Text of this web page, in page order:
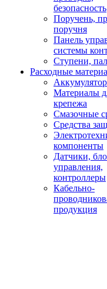
безопасность
Поручень,
поручня
Панель
системы
Ступени,
Расходные
Материалы
крепежа
Смазочные
Средства
компоненты
Датчики,
управления,
контроллеры
Кабельно-
продукция